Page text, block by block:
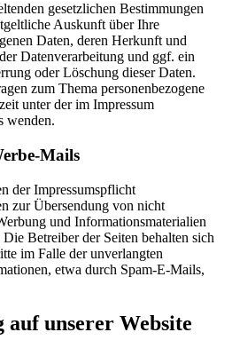
gesetzlichen Bestimmungen
Auskunft über Ihre
Daten, deren Herkunft und
Datenverarbeitung und ggf. ein
oder Löschung dieser Daten.
zum Thema personenbezogene
unter der im Impressum
wenden.
Mails
der Impressumspflicht
zur Übersendung von nicht
und Informationsmaterialien
Betreiber der Seiten behalten sich
im Falle der unverlangten
etwa durch Spam-E-Mails,
auf unserer Website